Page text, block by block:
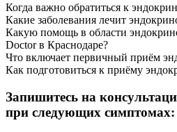
Когда важно обратиться к
Какие заболевания лечит
Какую помощь в области
Doctor в Краснодаре?
Что включает первичный приём
Как подготовиться к приёму
Запишитесь на
при следующих симптомах: